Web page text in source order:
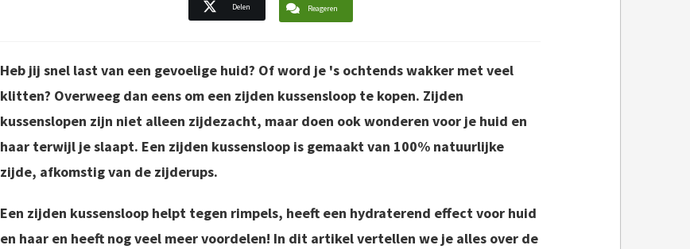
Delen Reageren
Heb jij snel last van een gevoelige huid? Of word je 's ochtends wakker met veel
klitten? Overweeg dan eens om een zijden kussensloop te kopen. Zijden
kussenslopen zijn niet alleen zijdezacht, maar doen ook wonderen voor je huid en
haar terwijl je slaapt. Een zijden kussensloop is gemaakt van 100% natuurlijke
zijde, afkomstig van de zijderups.
Een zijden kussensloop helpt tegen rimpels, heeft een hydraterend effect voor huid
en haar en heeft nog veel meer voordelen! In dit artikel vertellen we je alles over de